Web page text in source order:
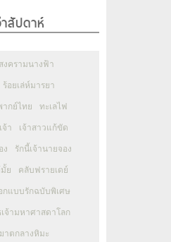
สัปดาห์
สงครามนางฟ้า
ร้อยเล่ห์มารยา
กย์ไทย ทะเลไฟ
จ้า เจ้าสาวแก้ขัด
ง รักนี้เจ้านายจอง
ย คลับฟรายเดย์
กแบบรักฉบับพิเศษ
จ้ามหาศาสดาโลก
าตกลางหิมะ